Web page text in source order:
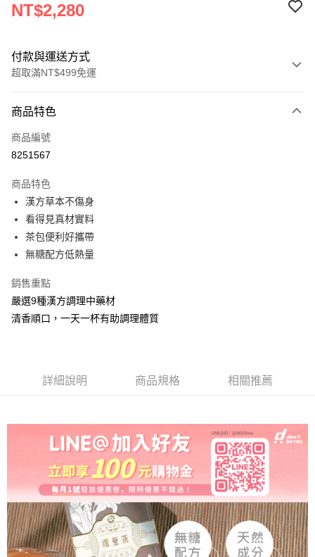
NT$2,280
付款與運送方式
超取滿NT$499免運
信用卡一次付款
超商取貨付款
運送方式
全家取貨付款
每筆NT$60，滿NT$499(含以上)免運費
付款後全家取貨
7-11取貨付款
每筆NT$60，滿NT$499(含以上)免運費
商品特色
商品編號
8251567
商品特色
漢方草本不傷身
看得見真材實料
茶包便利好攜帶
無糖配方低熱量
銷售重點
嚴選9種漢方調理中藥材
清香順口，一天一杯有助調理體質
詳細說明 商品規格 相關推薦